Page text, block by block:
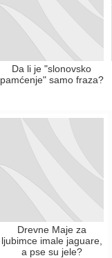
Da li je "slonovsko
pamćenje" samo fraza?
Drevne Maje za
ljubimce imale jaguare,
a pse su jele?